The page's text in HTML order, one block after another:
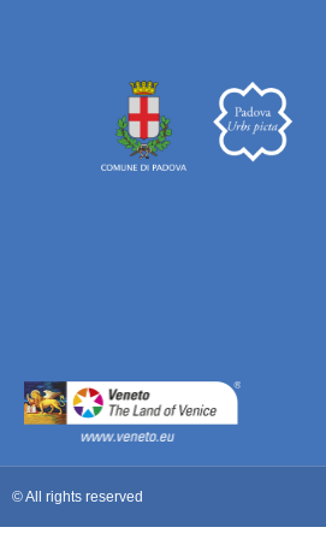
© All rights reserved